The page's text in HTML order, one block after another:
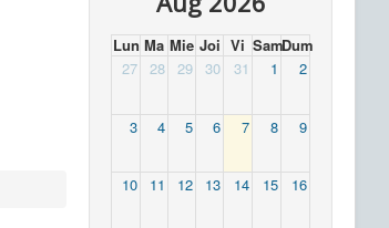
Lun Ma Mie Joi Vi SamDum
27
28 29 30 31 1 2
3 4 5 6 7 8 9
10 11 12 13 14 15 16